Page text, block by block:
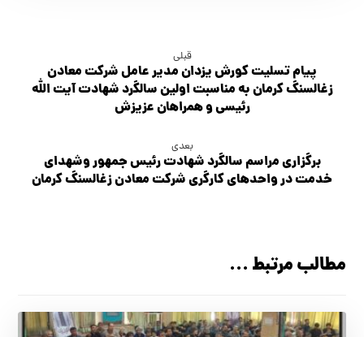
قبلی
پیام تسلیت كورش يزدان مدیر عامل شرکت معادن
زغالسنگ کرمان به مناسبت اولین سالگرد شهادت آیت الله
رئیسی و همراهان عزیزش
بعدی
برگزاري مراسم سالگرد شهادت رئيس جمهور وشهداي
خدمت در واحدهاي كارگري شركت معادن زغالسنگ كرمان
مطالب مرتبط ...